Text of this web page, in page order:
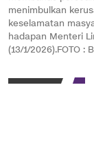
menimbulkan
keselamatan
hadapan Menteri
(13/1/2026).FOTO :